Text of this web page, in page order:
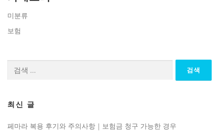
미분류
보험
최신 글
페마라 복용 후기와 주의사항｜보험금 청구 가능한 경우